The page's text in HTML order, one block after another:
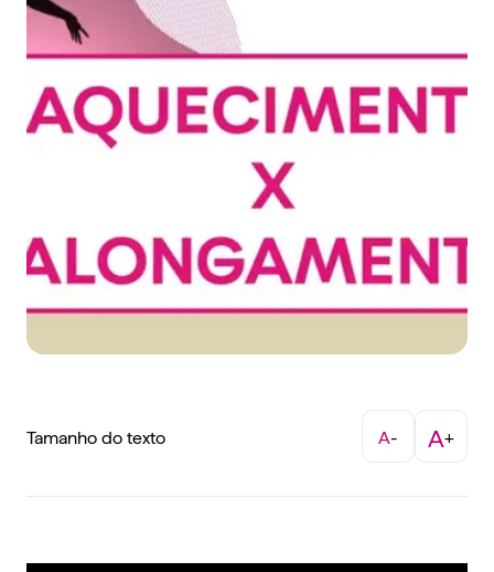
Tamanho do texto A- A+